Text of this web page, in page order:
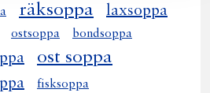
räksoppa laxsoppa
ostsoppa
bondsoppa
ost soppa
fisksoppa